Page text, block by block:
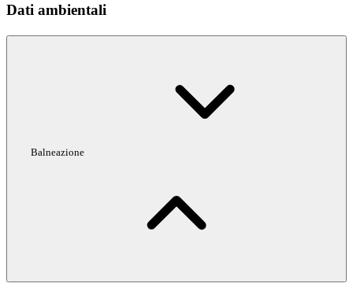
Dati ambientali
Balneazione